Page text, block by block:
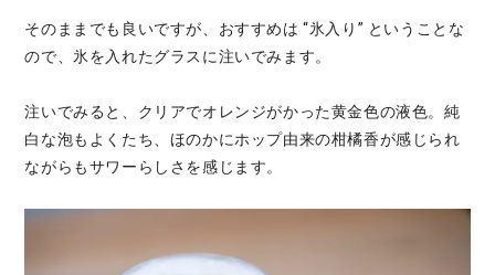
そのままでも良いですが、おすすめは “氷入り” ということな
ので、氷を入れたグラスに注いでみます。
注いでみると、クリアでオレンジがかった黄金色の液色。純
白な泡もよくたち、ほのかにホップ由来の柑橘香が感じられ
ながらもサワーらしさを感じます。